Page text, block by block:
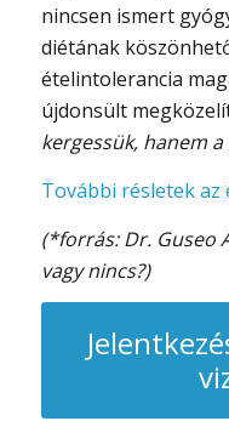
nincsen ismert
diétának
ételintolerancia
újdonsült
kergessük, hanem
További résletek
(*forrás: Dr. Guseo
vagy nincs?)